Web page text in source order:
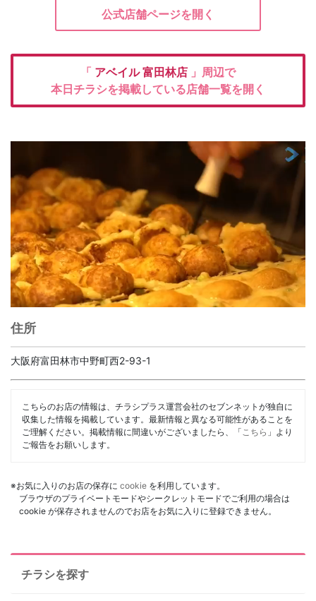
公式店舗ページを開く
「 アベイル富田林店 」周辺で
本日チラシを掲載している店舗一覧を開く
住所
大阪府富田林市中野町西2-93-1
こちらのお店の情報は、チラシプラス運営会社のセブンネットが独自に
収集した情報を掲載しています。最新情報と異なる可能性があることを
ご理解ください。掲載情報に間違いがございましたら、「 こちら 」より
ご報告をお願いします。
※お気に入りのお店の保存に cookie を利用しています。
ブラウザのプライベートモードやシークレットモードでご利用の場合は
cookie が保存されませんのでお店をお気に入りに登録できません。
チラシを探す